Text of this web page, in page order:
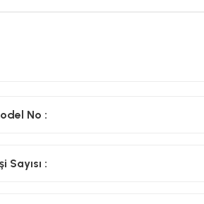
No :
Sayısı :